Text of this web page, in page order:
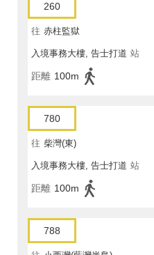
260
往 赤柱監獄
入境事務大樓, 告士打道 站
距離 100m
780
往 柴灣(東)
入境事務大樓, 告士打道 站
距離 100m
788